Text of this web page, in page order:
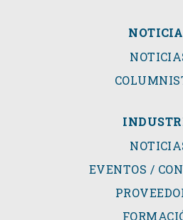
EVENTOS /